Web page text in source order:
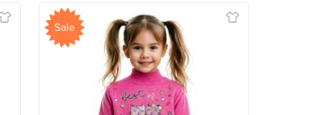
Sale